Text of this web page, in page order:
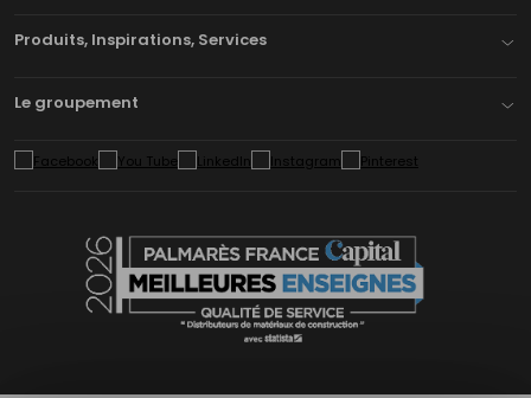
Produits, Inspirations, Services
Le groupement